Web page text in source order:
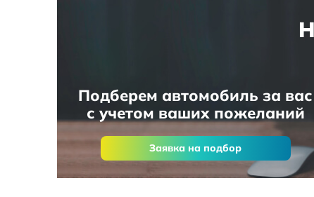
Подберем автомобиль за вас
с учетом ваших пожеланий
Заявка на подбор